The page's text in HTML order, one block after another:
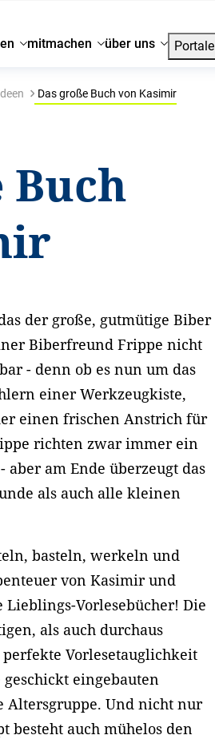
mitmachen über uns Portale
Das große Buch von Kasimir
Buch
der große, gutmütige Biber
Biberfreund Frippe nicht
- denn ob es nun um das
einer Werkzeugkiste,
einen frischen Anstrich für
richten zwar immer ein
aber am Ende überzeugt das
als auch alle kleinen
basteln, werkeln und
von Kasimir und
Lieblings-Vorlesebücher! Die
als auch durchaus
Vorlesetauglichkeit
eingebauten
Altersgruppe. Und nicht nur
besteht auch mühelos den